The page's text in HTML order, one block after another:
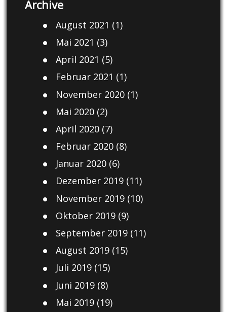
Archive
August 2021 (1)
Mai 2021 (3)
April 2021 (5)
Februar 2021 (1)
November 2020(1)
Mai 2020(2)
April 2020(7)
Februar 2020(8)
Januar 2020(6)
Dezember 2019(11)
November 2019(10)
Oktober 2019(9)
September 2019(11)
August 2019(15)
Juli 2019(15)
Juni 2019(8)
Mai 2019(19)